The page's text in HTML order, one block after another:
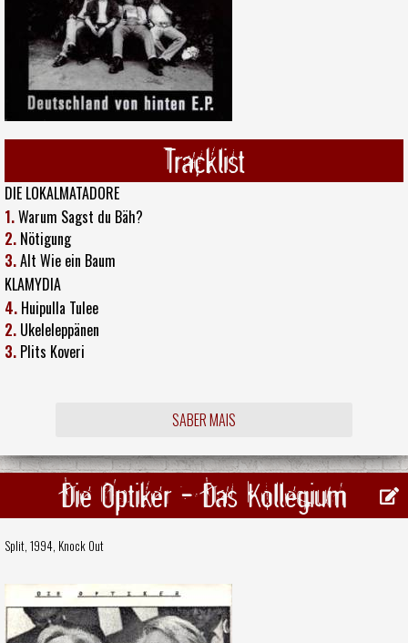
Tracklist
DIE LOKALMATADORE
1.Warum Sagst du Bäh?
2. Nötigung
3.Alt Wie ein Baum
KLAMYDIA
4. Huipulla Tulee
2. Ukeleleppänen
3. Plits Koveri
SABER MAIS
Die Optiker - Das Kollegium
Split, 1994, Knock Out